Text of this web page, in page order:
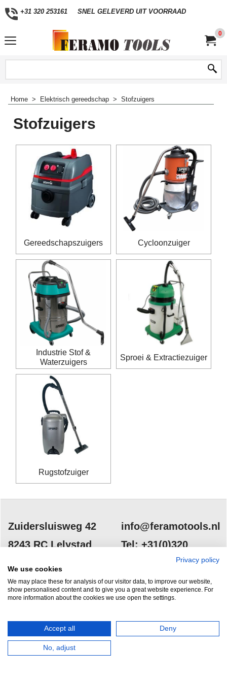
+31 320 253161 SNEL GELEVERD UIT VOORRAAD
0
Home > Elektrisch gereedschap > Stofzuigers
Stofzuigers
Gereedschapszuigers Cycloonzuiger
Industrie Stof &
Waterzuigers
Sproei & Extractiezuiger
Rugstofzuiger
Zuidersluisweg 42
8243 RC Lelystad
info@feramotools.nl
Tel: +31(0)320
HERROEPINGSKNOP
Privacy policy
We use cookies
We may place these for analysis of our visitor data, to improve our website,
show personalised content and to give you a great website experience. For
more information about the cookies we use open the settings.
Accept all Deny
No, adjust